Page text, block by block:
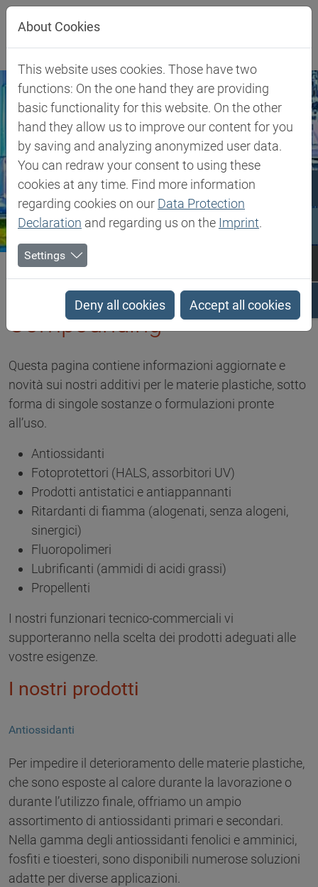
Jump directly to main navigation
Jump directly to content
Jump to sub navigation
Biesterfeld SE Competenza
Compounding
Compounding
Questa pagina contiene informazioni aggiornate e
novità sui nostri additivi per le materie plastiche, sotto
forma di singole sostanze o formulazioni pronte
all’uso.
Antiossidanti
Fotoprotettori (HALS, assorbitori UV)
Prodotti antistatici e antiappannanti
Ritardanti di fiamma (alogenati, senza alogeni,
sinergici)
Fluoropolimeri
Lubrificanti (ammidi di acidi grassi)
Propellenti
I nostri funzionari tecnico-commerciali vi
supporteranno nella scelta dei prodotti adeguati alle
vostre esigenze.
I nostri prodotti
Antiossidanti
Per impedire il deterioramento delle materie plastiche,
che sono esposte al calore durante la lavorazione o
durante l’utilizzo finale, offriamo un ampio
assortimento di antiossidanti primari e secondari.
Nella gamma degli antiossidanti fenolici e amminici,
fosfiti e tioesteri, sono disponibili numerose soluzioni
adatte per diverse applicazioni.
About Cookies
This website uses cookies. Those have two
functions: On the one hand they are providing
basic functionality for this website. On the other
hand they allow us to improve our content for you
by saving and analyzing anonymized user data.
You can redraw your consent to using these
cookies at any time. Find more information
regarding cookies on our Data Protection
Declaration and regarding us on the Imprint.
Settings
Deny all cookies Accept all cookies